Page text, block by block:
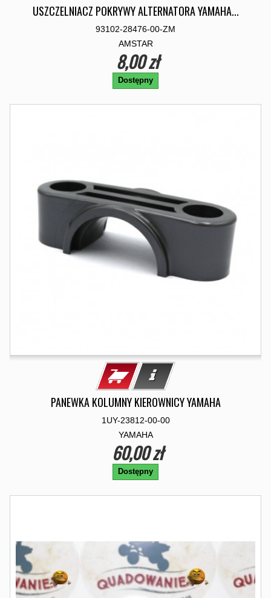
USZCZELNIACZ POKRYWY ALTERNATORA YAMAHA...
93102-28476-00-ZM
AMSTAR
8,00 zł
Dostępny
PANEWKA KOLUMNY KIEROWNICY YAMAHA
1UY-23812-00-00
YAMAHA
60,00 zł
Dostępny